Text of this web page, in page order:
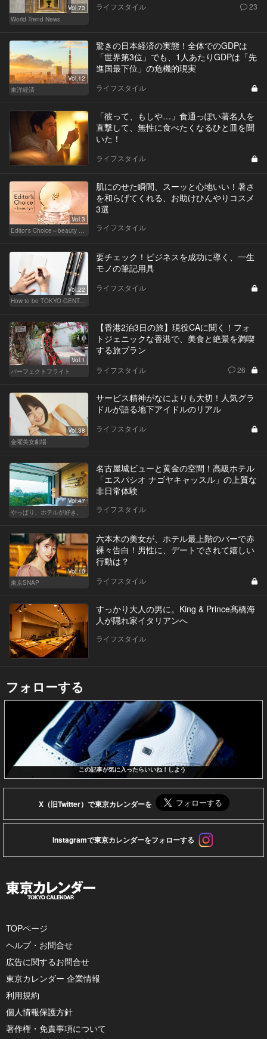
Vol.73
World Trend News
ライフスタイル 23
Vol.12
東洋経済
驚きの日本経済の実態！全体でのGDPは
「世界第3位」でも、1人あたりGDPは「先
進国最下位」の危機的現実
ライフスタイル
「彼って、もしや…」食通っぽい著名人を
直撃して、無性に食べたくなるひと皿を聞
いた！
ライフスタイル
Vol.3
Editor's Choice～beauty & wellness～
肌にのせた瞬間、スーッと心地いい！暑さ
を和らげてくれる、お助けひんやりコスメ
3選
ライフスタイル
Vol.22
How to be TOKYO GENTS 東京人よ、紳士たれ！
要チェック！ビジネスを成功に導く、一生
モノの筆記用具
ライフスタイル
Vol.1
パーフェクトフライト
【香港2泊3日の旅】現役CAに聞く！フォ
トジェニックな香港で、美食と絶景を満喫
する旅プラン
ライフスタイル 26
Vol.38
金曜美女劇場
サービス精神がなによりも大切！人気グラ
ドルが語る地下アイドルのリアル
ライフスタイル
Vol.47
やっぱり、ホテルが好き。
名古屋城ビューと黄金の空間！高級ホテル
「エスパシオ ナゴヤキャッスル」の上質な
非日常体験
ライフスタイル
Vol.10
東京SNAP
六本木の美女が、ホテル最上階のバーで赤
裸々告白！男性に、デートでされて嬉しい
行動は？
ライフスタイル
すっかり大人の男に。King & Prince髙橋海
人が隠れ家イタリアンへ
ライフスタイル
フォローする
この記事が気に入ったらいいね！しよう
X（旧Twitter）で東京カレンダーを
Instagramで東京カレンダーをフォローする
TOPページ
ヘルプ・お問合せ
広告に関するお問合せ
東京カレンダー 企業情報
利用規約
個人情報保護方針
著作権・免責事項について